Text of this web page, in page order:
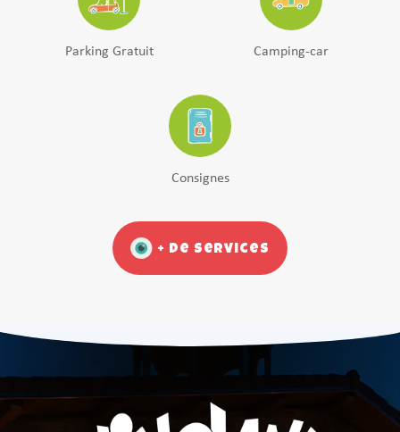
Parking Gratuit Camping-car
Consignes
+ de services